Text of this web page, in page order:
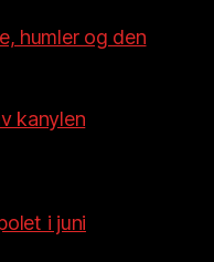
humler og den
kanylen
i juni